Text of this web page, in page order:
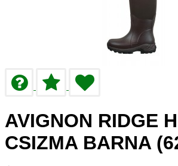
AVIGNON RIDGE
CSIZMA BARNA